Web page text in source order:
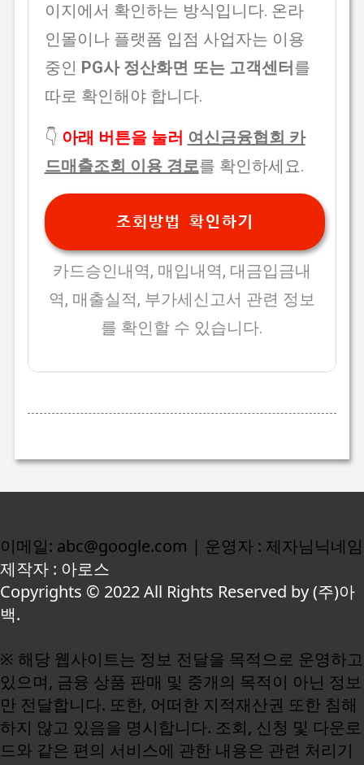
이지에서 확인하는 방식입니다. 온라
인몰이나 플랫폼 입점 사업자는 이용
중인 PG사 정산화면 또는 고객센터를
따로 확인해야 합니다.
👇 아래 버튼을 눌러 여신금융협회 카
드매출조회 이용 경로를 확인하세요.
조회방법 확인하기
카드승인내역, 매입내역, 대금입금내
역, 매출실적, 부가세신고서 관련 정보
를 확인할 수 있습니다.
이메일: abc@google.com | 운영자 : 제자님닉네임
제작자 : 아로스
Copyrights © 2022 All Rights Reserved by (주)아
백.
※ 해당 웹사이트는 정보 전달을 목적으로 운영하고
있으며, 금융 상품 판매 및 중개의 목적이 아닌 정보
만 전달합니다. 또한, 어떠한 지적재산권 또한 침해
하지 않고 있음을 명시합니다. 조회, 신청 및 다운로
드와 같은 편의 서비스에 관한 내용은 관련 처리기